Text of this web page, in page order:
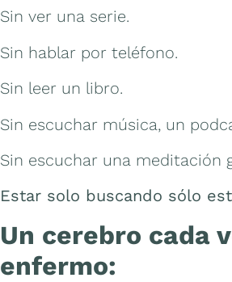
Sin ver una serie.
Sin hablar por teléfono.
Sin leer un libro.
Sin escuchar música, un
Sin escuchar una meditación
Estar solo buscando sólo
Un cerebro cada
enfermo: